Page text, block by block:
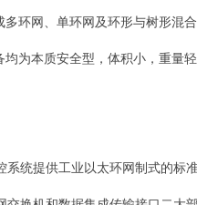
环网、单环网及环形与树形混
为本质安全型，体积小，重量
统提供工业以太环网制式的标